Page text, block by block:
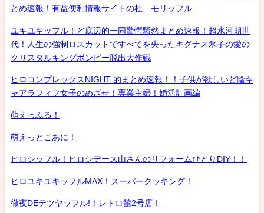
とめ速報！有益便利情報サイトの杜 モリッフル
ユキユキッフル！ど底辺的一同驚愕騒然まとめ速報！超氷河期世
代！人生の強制ロスカットですべてを失ったキグナス氷子の愛の
クリスタルキングボンビー脱出大作戦
ヒロコンプレックスNIGHT 的まとめ速報！！子供が欲しいど陰キ
ャアラフィフ女子のめざせ！専業主婦！婚活計画編
萌えっふる！
萌えっとこあに！
ヒロシッフル！ヒロシデース山さんのリフォームひとりDIY！！
ヒロユキユキッフルMAX！スーパークッキング！
徹夜DEテツヤッフル!！レトロ館2号店！